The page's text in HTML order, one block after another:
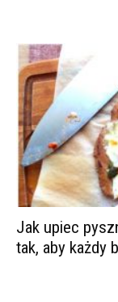
Jak upiec
tak, aby każdy